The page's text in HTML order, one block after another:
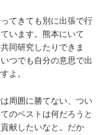
てきても別に出張で行
います。熊本にいて
同研究したりできま
つでも自分の意思で出
よ。
周囲に勝てない、つい
のベストは何だろうと
献したいなと。だか